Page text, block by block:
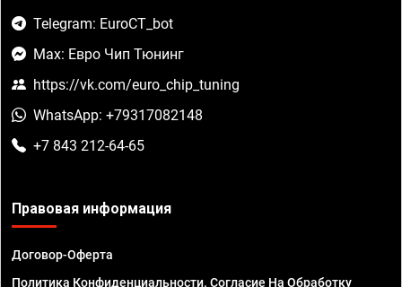
Telegram: EuroCT_bot
Max: Евро Чип Тюнинг
https://vk.com/euro_chip_tuning
WhatsApp: +79317082148
+7 843 212-64-65
Правовая информация
Договор-Оферта
Политика Конфиденциальности. Согласие На Обработку